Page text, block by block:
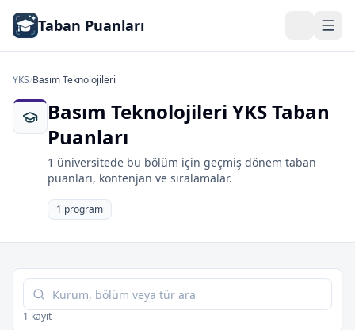
Taban Puanları
YKS/Basım Teknolojileri
Basım Teknolojileri YKS Taban
Puanları
1 üniversitede bu bölüm için geçmiş dönem taban
puanları, kontenjan ve sıralamalar.
1 program
Tabloda ara
1 kayıt